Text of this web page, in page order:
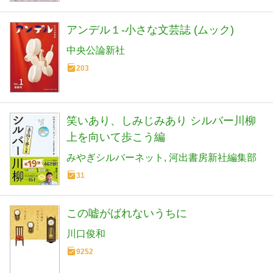
アンデル１-小さな文芸誌 (ムック)
中央公論新社
203
笑いあり、しみじみあり シルバー川柳
上を向いて歩こう編
みやぎシルバーネット 河出書房新社編集部
31
この嘘がばれないうちに
川口俊和
9252